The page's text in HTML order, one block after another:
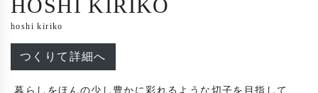
HOSHI KIRIKO
hoshi kiriko
つくりて詳細へ
暮らしをほんの少し豊かに彩れるような切子を目指して、